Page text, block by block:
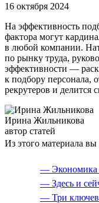
16 октября 2024
На эффективность
фактора могут
в любой компании.
по рынку труда,
эффективности —
к подбору персонала,
рекрутеров и делится
Ирина Жильникова
автор статей
Из этого материала вы
— Экономика
— Здесь и
— Три